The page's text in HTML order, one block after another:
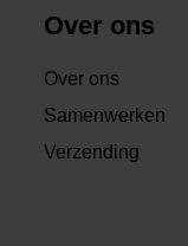
Over ons
Over ons
Samenwerken
Verzending